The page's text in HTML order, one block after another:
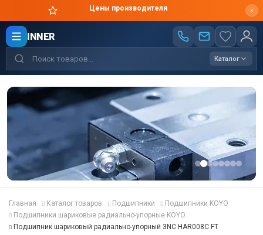
Цены производителя
INNER
Каталог
Главная Каталог товаров Подшипники
Подшипники KOYO
Подшипники шариковые радиально-упорные KOYO
Подшипник шариковый радиально-упорный 3NC HAR008C FT